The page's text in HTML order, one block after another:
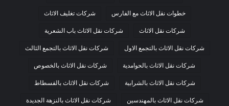
خطوات نقل الاثاث مع الفارس شركات تغليف الاثاث
شركات نقل الاثاث شركات نقل الاثاث باب الشعرية
شركات نقل الاثاث بالتجمع الاول شركات نقل الاثاث بالتجمع الثالث
شركات نقل الاثاث بالحوامدية شركات نقل الاثاث بالخصوص
شركات نقل الاثاث بالشرابية شركات نقل الاثاث بالفسطاط
شركات نقل الاثاث بالمهندسين شركات نقل الاثاث بالنزهة الجديدة